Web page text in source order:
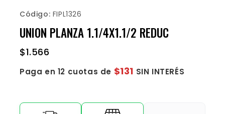
Código: FIPL1326
UNION PLANZA 1.1/4X1.1/2 REDUC
$1.566
Paga en 12 cuotas de $131 SIN INTERÉS